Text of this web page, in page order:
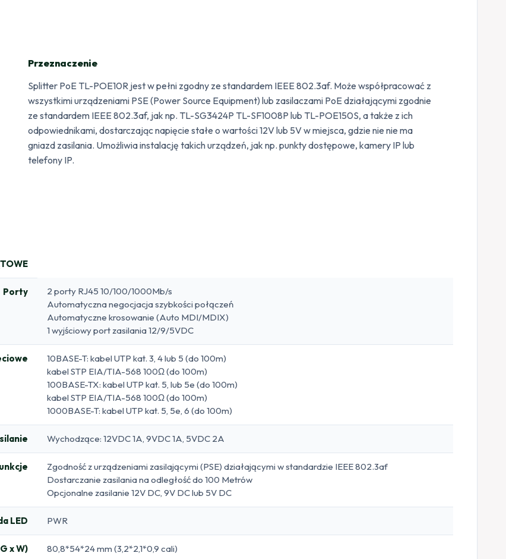
Przeznaczenie
Splitter PoE TL-POE10R jest w pełni zgodny ze standardem IEEE 802.3af. Może współpracować z
wszystkimi urządzeniami PSE (Power Source Equipment) lub zasilaczami PoE działającymi zgodnie
ze standardem IEEE 802.3af, jak np. TL-SG3424P TL-SF1008P lub TL-POE150S, a także z ich
odpowiednikami, dostarczając napięcie stałe o wartości 12V lub 5V w miejsca, gdzie nie nie ma
gniazd zasilania. Umożliwia instalację takich urządzeń, jak np. punkty dostępowe, kamery IP lub
telefony IP.
Porty
2 porty RJ45 10/100/1000Mb/s
Automatyczna negocjacja szybkości połączeń
Automatyczne krosowanie (Auto MDI/MDIX)
1 wyjściowy port zasilania 12/9/5VDC
10BASE-T: kabel UTP kat. 3, 4 lub 5 (do 100m)
kabel STP EIA/TIA-568 100Ω (do 100m)
100BASE-TX: kabel UTP kat. 5, lub 5e (do 100m)
kabel STP EIA/TIA-568 100Ω (do 100m)
1000BASE-T: kabel UTP kat. 5, 5e, 6 (do 100m)
Wychodzące: 12VDC 1A, 9VDC 1A, 5VDC 2A
Zgodność z urządzeniami zasilającymi (PSE) działającymi w standardzie IEEE 802.3af
Dostarczanie zasilania na odległość do 100 Metrów
Opcjonalne zasilanie 12V DC, 9V DC lub 5V DC
LED PWR
x W) 80,8*54*24 mm (3,2*2,1*0,9 cali)